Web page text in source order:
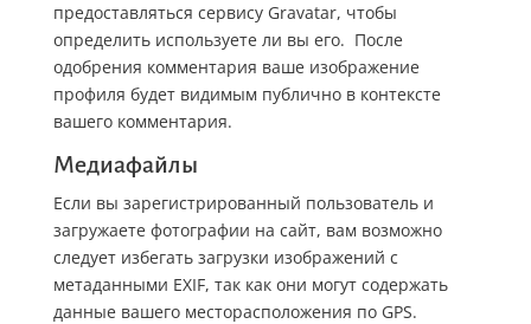
предоставляться сервису Gravatar, чтобы
определить используете ли вы его. После
одобрения комментария ваше изображение
профиля будет видимым публично в контексте
вашего комментария.
Медиафайлы
Если вы зарегистрированный пользователь и
загружаете фотографии на сайт, вам возможно
следует избегать загрузки изображений с
метаданными EXIF, так как они могут содержать
данные вашего месторасположения по GPS.